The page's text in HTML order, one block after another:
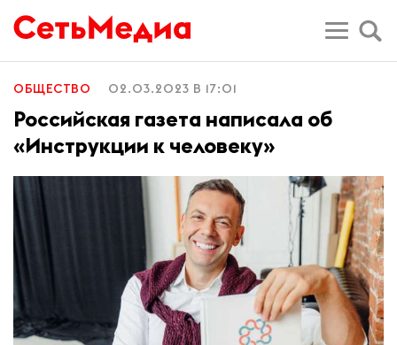
ОБЩЕСТВО 02.03.2023 В 17:01
Российская газета написала об
«Инструкции к человеку»